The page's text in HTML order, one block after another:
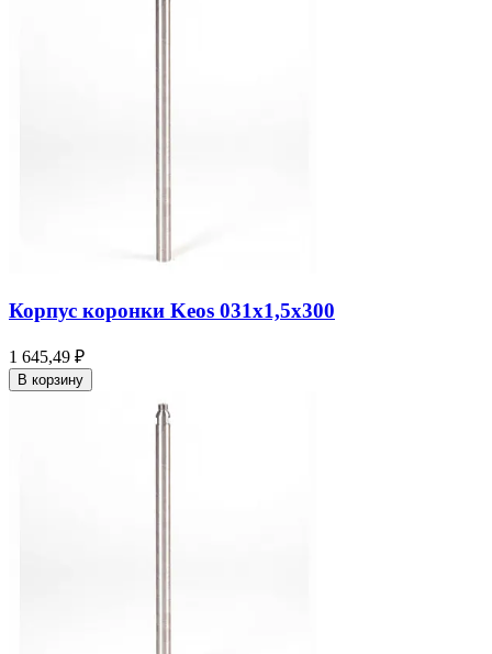
Корпус коронки Keos 031x1,5x300
1 645,49 ₽
В корзину